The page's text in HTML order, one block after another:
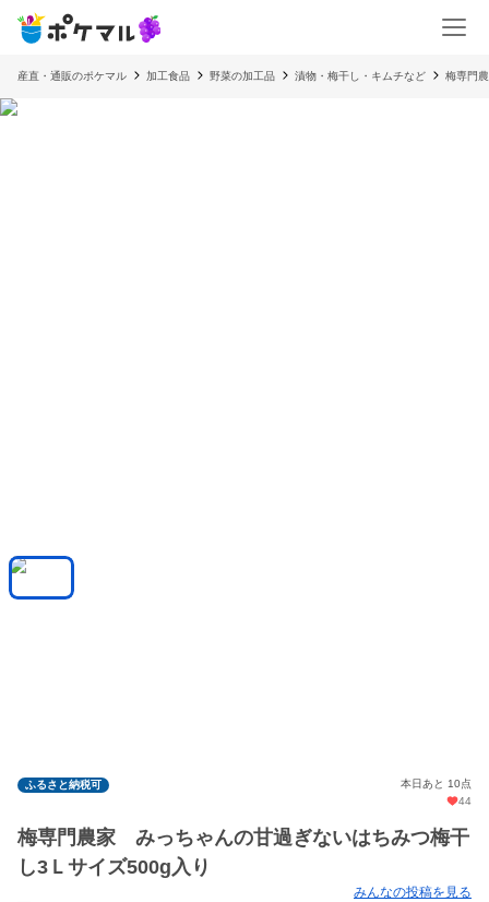
産直・通販のポケマル 加工食品 野菜の加工品 漬物・梅干し・キムチなど 梅専門
ふるさと納税可
本日あと 10点
44
梅専門農家 みっちゃんの甘過ぎないはちみつ梅干
し3Ｌサイズ500g入り
みんなの投稿を見る